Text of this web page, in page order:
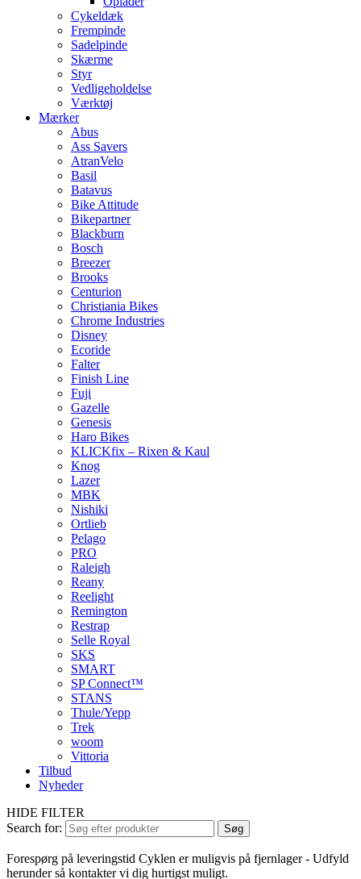
Cykeldæk
Frempinde
Sadelpinde
Skærme
Styr
Vedligeholdelse
Værktøj
Mærker
Abus
Ass Savers
AtranVelo
Basil
Batavus
Bike Attitude
Bikepartner
Blackburn
Bosch
Breezer
Brooks
Centurion
Christiania Bikes
Chrome Industries
Disney
Ecoride
Falter
Finish Line
Fuji
Gazelle
Genesis
Haro Bikes
KLICKfix – Rixen & Kaul
Knog
Lazer
MBK
Nishiki
Ortlieb
Pelago
PRO
Raleigh
Reany
Reelight
Remington
Restrap
Selle Royal
SKS
SMART
SP Connect™
STANS
Thule/Yepp
Trek
woom
Vittoria
Tilbud
Nyheder
HIDE FILTER
Search for:
Søg
Forespørg på leveringstid Cyklen er muligvis på fjernlager - Udfyld
herunder så kontakter vi dig hurtigst muligt.